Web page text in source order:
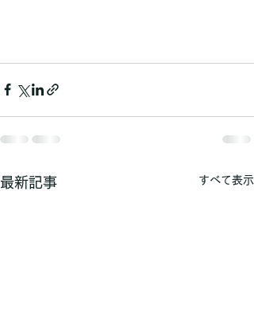
最新記事 すべて表示